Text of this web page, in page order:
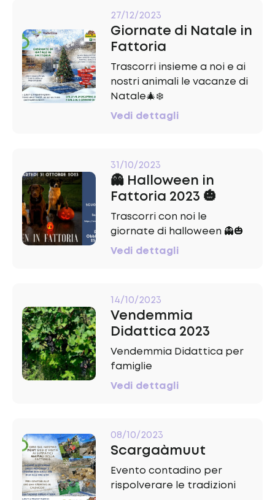
27/12/2023
Giornate di Natale in
Fattoria
Trascorri insieme a noi e ai
nostri animali le vacanze di
Natale🎄❄️
Vedi dettagli
31/10/2023
👻 Halloween in
Fattoria 2023 🎃
Trascorri con noi le
giornate di halloween 👻🎃
Vedi dettagli
14/10/2023
Vendemmia
Didattica 2023
Vendemmia Didattica per
famiglie
Vedi dettagli
08/10/2023
Scargaàmuut
Evento contadino per
rispolverare le tradizioni